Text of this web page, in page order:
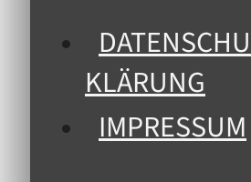
KLÄRUNG
IMPRESSUM